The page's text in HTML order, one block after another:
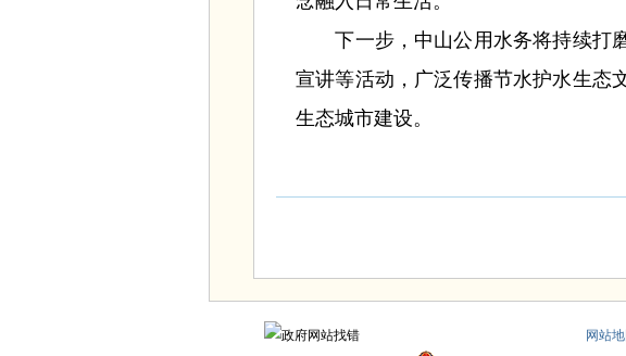
下一步，中山公用水务将持续打磨
宣讲等活动，广泛传播节水护水生态
生态城市建设。
网站